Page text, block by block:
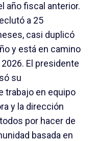
año fiscal anterior.
a 25
casi duplicó
y está en camino
El presidente
su
trabajo en equipo
y la dirección
por hacer de
basada en